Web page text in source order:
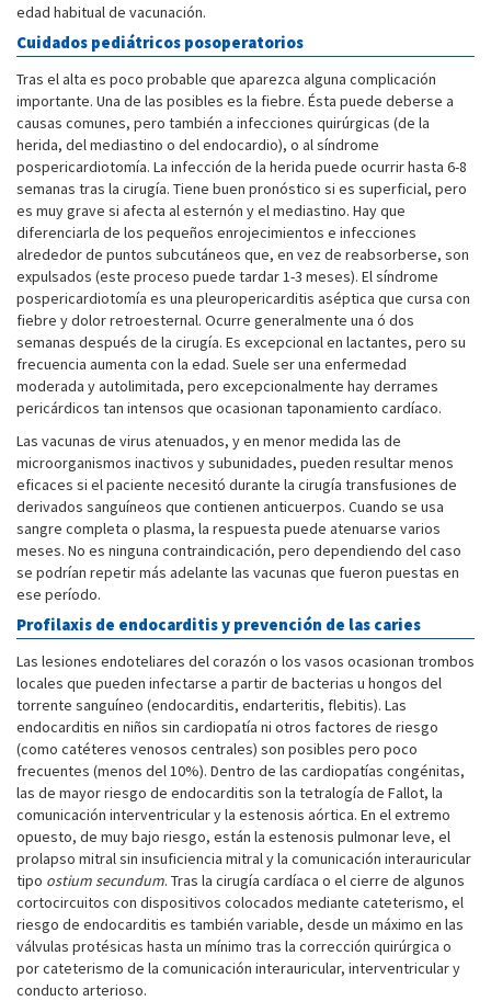
edad habitual de vacunación.
Cuidados pediátricos posoperatorios
Tras el alta es poco probable que aparezca alguna complicación
importante. Una de las posibles es la fiebre. Ésta puede deberse a
causas comunes, pero también a infecciones quirúrgicas (de la
herida, del mediastino o del endocardio), o al síndrome
pospericardiotomía. La infección de la herida puede ocurrir hasta 6-8
semanas tras la cirugía. Tiene buen pronóstico si es superficial, pero
es muy grave si afecta al esternón y el mediastino. Hay que
diferenciarla de los pequeños enrojecimientos e infecciones
alrededor de puntos subcutáneos que, en vez de reabsorberse, son
expulsados (este proceso puede tardar 1-3 meses). El síndrome
pospericardiotomía es una pleuropericarditis aséptica que cursa con
fiebre y dolor retroesternal. Ocurre generalmente una ó dos
semanas después de la cirugía. Es excepcional en lactantes, pero su
frecuencia aumenta con la edad. Suele ser una enfermedad
moderada y autolimitada, pero excepcionalmente hay derrames
pericárdicos tan intensos que ocasionan taponamiento cardíaco.
Las vacunas de virus atenuados, y en menor medida las de
microorganismos inactivos y subunidades, pueden resultar menos
eficaces si el paciente necesitó durante la cirugía transfusiones de
derivados sanguíneos que contienen anticuerpos. Cuando se usa
sangre completa o plasma, la respuesta puede atenuarse varios
meses. No es ninguna contraindicación, pero dependiendo del caso
se podrían repetir más adelante las vacunas que fueron puestas en
ese período.
Profilaxis de endocarditis y prevención de las caries
Las lesiones endoteliares del corazón o los vasos ocasionan trombos
locales que pueden infectarse a partir de bacterias u hongos del
torrente sanguíneo (endocarditis, endarteritis, flebitis). Las
endocarditis en niños sin cardiopatía ni otros factores de riesgo
(como catéteres venosos centrales) son posibles pero poco
frecuentes (menos del 10%). Dentro de las cardiopatías congénitas,
las de mayor riesgo de endocarditis son la tetralogía de Fallot, la
comunicación interventricular y la estenosis aórtica. En el extremo
opuesto, de muy bajo riesgo, están la estenosis pulmonar leve, el
prolapso mitral sin insuficiencia mitral y la comunicación interauricular
tipo ostium secundum. Tras la cirugía cardíaca o el cierre de algunos
cortocircuitos con dispositivos colocados mediante cateterismo, el
riesgo de endocarditis es también variable, desde un máximo en las
válvulas protésicas hasta un mínimo tras la corrección quirúrgica o
por cateterismo de la comunicación interauricular, interventricular y
conducto arterioso.